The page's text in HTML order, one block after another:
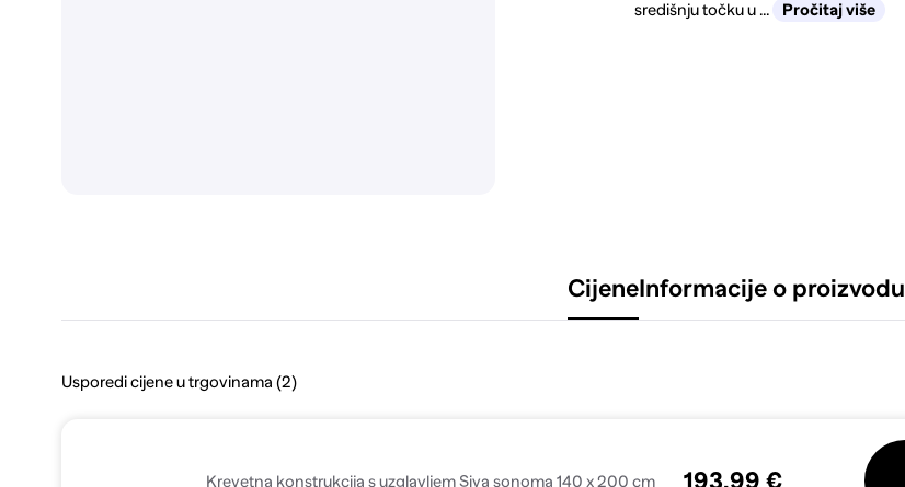
središnju točku u ...
Pročitaj više
CijeneInformacije o proizvodu
Usporedi cijene u trgovinama (2)
Krevetna konstrukcija s uzglavljem Siva sonoma 140 x 200 cm 193,99 €